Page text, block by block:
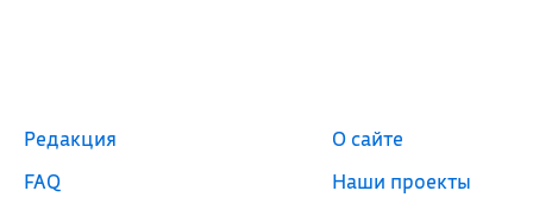
Редакция
FAQ
О сайте
Наши проекты